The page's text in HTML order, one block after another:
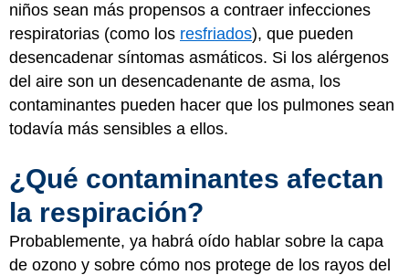
niños sean más propensos a contraer infecciones
respiratorias (como los resfriados), que pueden
desencadenar síntomas asmáticos. Si los alérgenos
del aire son un desencadenante de asma, los
contaminantes pueden hacer que los pulmones sean
todavía más sensibles a ellos.
¿Qué contaminantes afectan
la respiración?
Probablemente, ya habrá oído hablar sobre la capa
de ozono y sobre cómo nos protege de los rayos del